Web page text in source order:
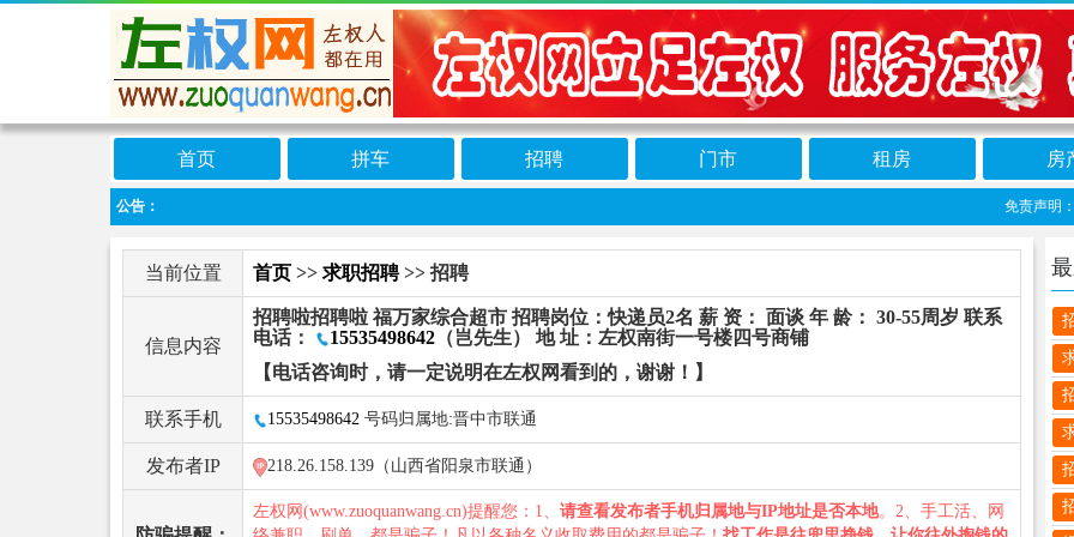
首页 拼车 招聘 门市 租房 房
公告： 免责声明：
当前位置 首页 >> 求职招聘>> 招聘
信息内容
招聘啦招聘啦 福万家综合超市 招聘岗位：快递员2名 薪 资： 面谈 年 龄： 30-55周岁 联系
电话：
15535498642 （岂先生） 地 址：左权南街一号楼四号商铺
【电话咨询时，请一定说明在左权网看到的，谢谢！】
联系手机 15535498642 号码归属地:晋中市联通
发布者IP 218.26.158.139（山西省阳泉市联通）
左权网(www.zuoquanwang.cn)提醒您：1、 请查看发布者手机归属地与IP地址是否本地。2、手工活、网